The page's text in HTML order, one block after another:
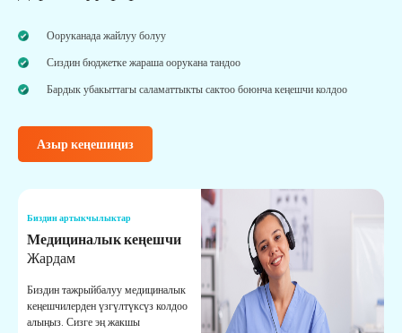
Ооруканада жайлуу болуу
Сиздин бюджетке жараша оорукана тандоо
Бардык убакыттагы саламаттыкты сактоо боюнча кеңешчи колдоо
Азыр кеңешиңиз
Биздин артыкчылыктар
Медициналык кеңешчи
Жардам
Биздин тажрыйбалуу медициналык
кеңешчилерден үзгүлтүксүз колдоо
алыңыз. Сизге эң жакшы